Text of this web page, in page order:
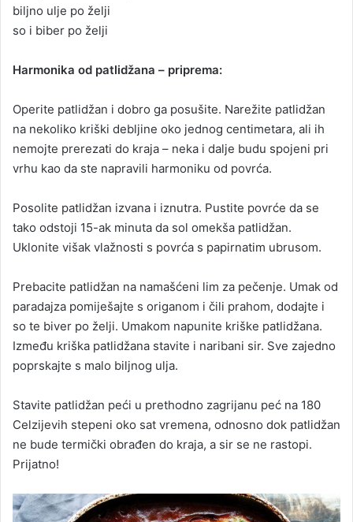
biljno ulje po želji
so i biber po želji
Harmonika od patlidžana – priprema:
Operite patlidžan i dobro ga posušite. Narežite patlidžan
na nekoliko kriški debljine oko jednog centimetara, ali ih
nemojte prerezati do kraja – neka i dalje budu spojeni pri
vrhu kao da ste napravili harmoniku od povrća.
Posolite patlidžan izvana i iznutra. Pustite povrće da se
tako odstoji 15-ak minuta da sol omekša patlidžan.
Uklonite višak vlažnosti s povrća s papirnatim ubrusom.
Prebacite patlidžan na namašćeni lim za pečenje. Umak od
paradajza pomiješajte s origanom i čili prahom, dodajte i
so te biver po želji. Umakom napunite kriške patlidžana.
Između kriška patlidžana stavite i naribani sir. Sve zajedno
poprskajte s malo biljnog ulja.
Stavite patlidžan peći u prethodno zagrijanu peć na 180
Celzijevih stepeni oko sat vremena, odnosno dok patlidžan
ne bude termički obrađen do kraja, a sir se ne rastopi.
Prijatno!